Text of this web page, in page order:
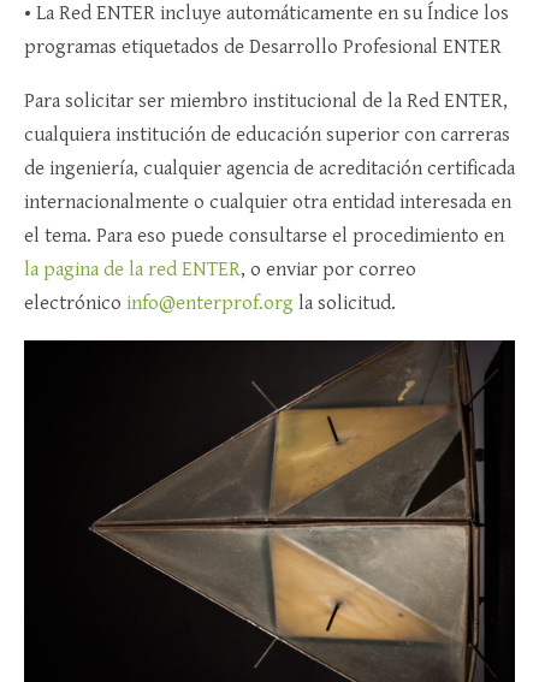
• La Red ENTER incluye automáticamente en su Índice los
programas etiquetados de Desarrollo Profesional ENTER
Para solicitar ser miembro institucional de la Red ENTER,
cualquiera institución de educación superior con carreras
de ingeniería, cualquier agencia de acreditación certificada
internacionalmente o cualquier otra entidad interesada en
el tema. Para eso puede consultarse el procedimiento en
la pagina de la red ENTER, o enviar por correo
electrónico info@enterprof.org la solicitud.